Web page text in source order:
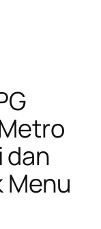
dan
Menu